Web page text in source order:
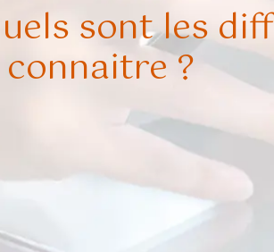
sont les
connaitre ?